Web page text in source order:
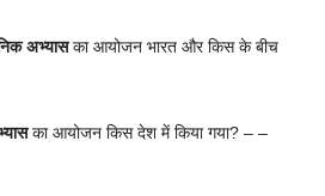
अभ्यासका आयोजन भारत और किस के बीच
का आयोजन किस देश में किया गया? – –